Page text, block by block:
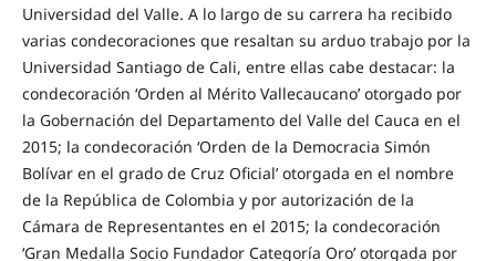
Universidad del Valle. A lo largo de su carrera ha recibido
varias condecoraciones que resaltan su arduo trabajo por la
Universidad Santiago de Cali, entre ellas cabe destacar: la
condecoración ‘Orden al Mérito Vallecaucano’ otorgado por
la Gobernación del Departamento del Valle del Cauca en el
2015; la condecoración ‘Orden de la Democracia Simón
Bolívar en el grado de Cruz Oficial’ otorgada en el nombre
de la República de Colombia y por autorización de la
Cámara de Representantes en el 2015; la condecoración
‘Gran Medalla Socio Fundador Categoría Oro’ otorgada por